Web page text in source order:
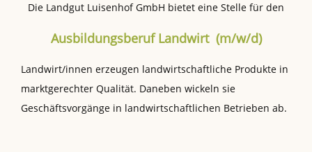
Die Landgut Luisenhof GmbH bietet eine Stelle für den
Ausbildungsberuf Landwirt (m/w/d)
Landwirt/innen erzeugen landwirtschaftliche Produkte in
marktgerechter Qualität. Daneben wickeln sie
Geschäftsvorgänge in landwirtschaftlichen Betrieben ab.